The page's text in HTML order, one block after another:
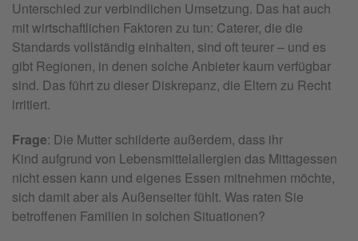
Unterschied zur verbindlichen Umsetzung. Das hat auch
mit wirtschaftlichen Faktoren zu tun: Caterer, die die
Standards vollständig einhalten, sind oft teurer – und es
gibt Regionen, in denen solche Anbieter kaum verfügbar
sind. Das führt zu dieser Diskrepanz, die Eltern zu Recht
irritiert.
Frage: Die Mutter schilderte außerdem, dass ihr
Kind aufgrund von Lebensmittelallergien das Mittagessen
nicht essen kann und eigenes Essen mitnehmen möchte,
sich damit aber als Außenseiter fühlt. Was raten Sie
betroffenen Familien in solchen Situationen?